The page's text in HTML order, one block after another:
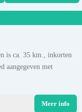
is ca. 35 km., inkorten
aangegeven met
Meer info